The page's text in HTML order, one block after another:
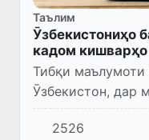
Таълим
Ӯзбекистониҳо
кадом
Тибқи
Ӯзбекистон, дар
2026 7 ҳазору
мақсади таҳсил
2526